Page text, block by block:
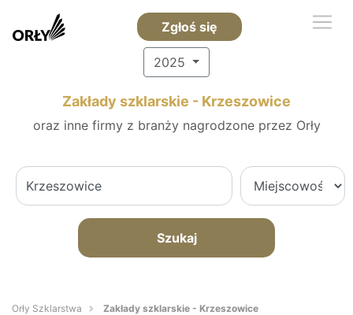
Zgłoś się
2025
Zakłady szklarskie - Krzeszowice
oraz inne firmy z branży nagrodzone przez Orły
Szukaj
Orły Szklarstwa Zakłady szklarskie - Krzeszowice